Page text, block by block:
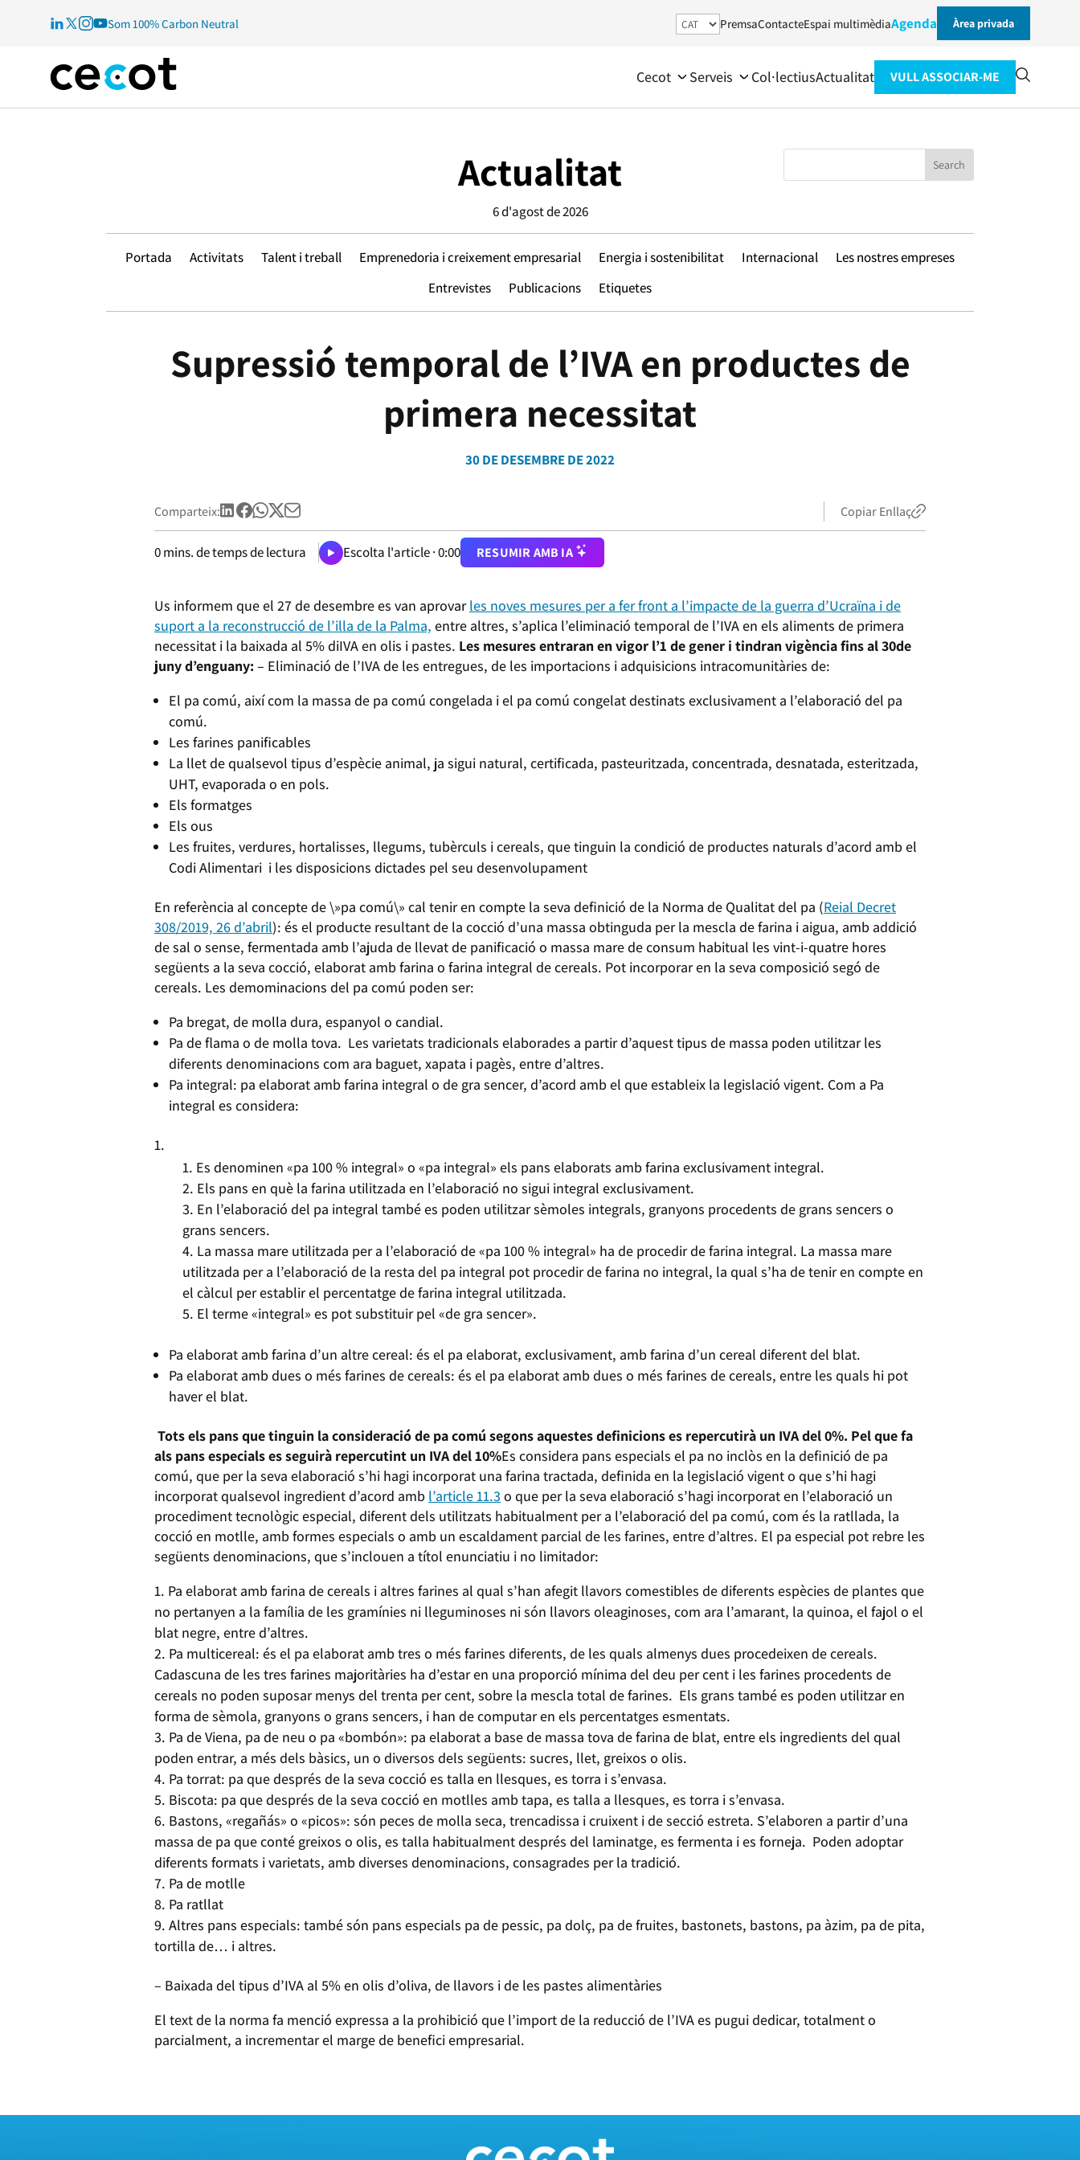
Som 100% Carbon Neutral PremsaContacteEspai multimèdiaAgenda Àrea privada
Cecot Serveis Col·lectiusActualitat VULL ASSOCIAR-ME
Actualitat
6 d'agost de 2026
Portada Activitats Talent i treball Emprenedoria i creixement empresarial Energia i sostenibilitat Internacional
Les nostres empreses
Entrevistes
Publicacions Etiquetes
Supressió temporal de l’IVA en productes de
primera necessitat
30 DE DESEMBRE DE 2022
Comparteix: Copiar Enllaç
0mins. de temps de lectura Escolta l'article ·0:00 RESUMIR AMB IA
Us informem que el 27 de desembre es van aprovarles noves mesures per a fer front a l’impacte de la guerra d’Ucraïna i de
suport a la reconstrucció de l’illa de la Palma, entre altres, s’aplica l’eliminació temporal de l’IVA en els aliments de primera
necessitat i la baixada al 5% diIVA en olis i pastes. Les mesures entraran en vigor l’1 de gener i tindran vigènciafins al 30de
juny d’enguany: – Eliminació de l’IVA de les entregues, de les importacions i adquisicions intracomunitàries de:
El pa comú, així com la massa de pa comú congelada i el pa comú congelat destinats exclusivament a l’elaboració del pa
comú.
Les farines panificables
La llet de qualsevol tipus d’espècie animal, ja sigui natural, certificada, pasteuritzada, concentrada, desnatada, esteritzada,
UHT, evaporada o en pols.
Els formatges
Els ous
Les fruites, verdures, hortalisses, llegums, tubèrculs i cereals, que tinguin la condició de productes naturals d’acord amb el
Codi Alimentari i les disposicions dictades pel seu desenvolupament
En referència al concepte de \»pa comú\» cal tenir en compte la seva definició de la Norma de Qualitat del pa (Reial Decret
308/2019, 26 d’abril): és el producte resultant de la cocció d’una massa obtinguda per la mescla de farina i aigua, amb addició
de sal o sense, fermentada amb l’ajuda de llevat de panificació o massa mare de consum habitual les vint-i-quatre hores
següents a la seva cocció, elaborat amb farina o farina integral de cereals. Pot incorporar en la seva composició segó de
cereals. Les demominacions del pa comú poden ser:
Pa bregat, de molla dura, espanyol o candial.
Pa de flama o de molla tova. Les varietats tradicionals elaborades a partir d’aquest tipus de massa poden utilitzar les
diferents denominacions com ara baguet, xapata i pagès, entre d’altres.
Pa integral: pa elaborat amb farina integral o de gra sencer, d’acord amb el que estableix la legislació vigent. Com a Pa
integral es considera:
Es denominen «pa 100 % integral» o «pa integral» els pans elaborats amb farina exclusivament integral.
Els pans en què la farina utilitzada en l’elaboració no sigui integral exclusivament.
En l’elaboració del pa integral també es poden utilitzar sèmoles integrals, granyons procedents de grans sencers o
grans sencers.
La massa mare utilitzada per a l’elaboració de «pa 100 % integral» ha de procedir de farina integral. La massa mare
utilitzada per a l’elaboració de la resta del pa integral pot procedir de farina no integral, la qual s’ha de tenir en compte en
el càlcul per establir el percentatge de farina integral utilitzada.
El terme «integral» es pot substituir pel «de gra sencer».
Pa elaborat amb farina d’un altre cereal: és el pa elaborat, exclusivament, amb farina d’un cereal diferent del blat.
Pa elaborat amb dues o més farines de cereals: és el pa elaborat amb dues o més farines de cereals, entre les quals hi pot
haver el blat.
Tots els pans que tinguin la consideració de pa comú segons aquestes definicions es repercutirà un IVA del 0%. Pel que fa
als pans especials es seguirà repercutint un IVA del 10%Es considera pans especials el pa no inclòs en la definició de pa
comú, que per la seva elaboració s’hi hagi incorporat una farina tractada, definida en la legislació vigent o que s’hi hagi
incorporat qualsevol ingredient d’acord amb l’article 11.3 o que per la seva elaboració s’hagi incorporat en l’elaboració un
procediment tecnològic especial, diferent dels utilitzats habitualment per a l’elaboració del pa comú, com és la ratllada, la
cocció en motlle, amb formes especials o amb un escaldament parcial de les farines, entre d’altres. El pa especial pot rebre les
següents denominacions, que s’inclouen a títol enunciatiu i no limitador:
Pa elaborat amb farina de cereals i altres farines al qual s’han afegit llavors comestibles de diferents espècies de plantes que
no pertanyen a la família de les gramínies ni lleguminoses ni són llavors oleaginoses, com ara l’amarant, la quinoa, el fajol o el
blat negre, entre d’altres.
Pa multicereal: és el pa elaborat amb tres o més farines diferents, de les quals almenys dues procedeixen de cereals.
Cadascuna de les tres farines majoritàries ha d’estar en una proporció mínima del deu per cent i les farines procedents de
cereals no poden suposar menys del trenta per cent, sobre la mescla total de farines. Els grans també es poden utilitzar en
forma de sèmola, granyons o grans sencers, i han de computar en els percentatges esmentats.
Pa de Viena, pa de neu o pa «bombón»: pa elaborat a base de massa tova de farina de blat, entre els ingredients del qual
poden entrar, a més dels bàsics, un o diversos dels següents: sucres, llet, greixos o olis.
Pa torrat: pa que després de la seva cocció es talla en llesques, es torra i s’envasa.
Biscota: pa que després de la seva cocció en motlles amb tapa, es talla a llesques, es torra i s’envasa.
Bastons, «regañás» o «picos»: són peces de molla seca, trencadissa i cruixent i de secció estreta. S’elaboren a partir d’una
massa de pa que conté greixos o olis, es talla habitualment després del laminatge, es fermenta i es forneja. Poden adoptar
diferents formats i varietats, amb diverses denominacions, consagrades per la tradició.
Pa de motlle
Pa ratllat
Altres pans especials: també són pans especials pa de pessic, pa dolç, pa de fruites, bastonets, bastons, pa àzim, pa de pita,
tortilla de… i altres.
– Baixada del tipus d’IVA al 5% en olis d’oliva, de llavors i de les pastes alimentàries
El text de la norma fa menció expressa a la prohibició que l’import de la reducció de l’IVA es pugui dedicar, totalment o
parcialment, a incrementar el marge de benefici empresarial.